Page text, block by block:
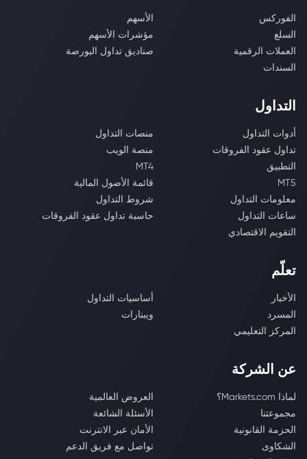
الفوركس
الأسهم
السلع
مؤشرات الأسهم
العملات الرقمية
صناديق تداول البورصة
السندات
التداول
أدوات التداول
منصات التداول
تداول عقود الفروقات
منصة الويب
التطبيق
MT4
MT5
قائمة الأصول المالية
معلومات التداول
شروط التداول
ساعات التداول
حاسبة تداول عقود الفروقات
التقويم الاقتصادي
تعلّم
الأخبار
أساسيات التداول
المسرد
ويبنارات
المركز التعليمي
عن الشركة
لماذا Markets.com؟
العروض العالمية
مجموعتنا
الأسئلة الشائعة
الحزمة القانونية
الأمان عبر الانترنت
الشكاوى
تواصل مع فريق الدعم